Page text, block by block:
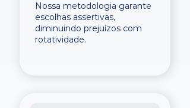
Nossa metodologia garante
escolhas assertivas,
diminuindo prejuízos com
rotatividade.